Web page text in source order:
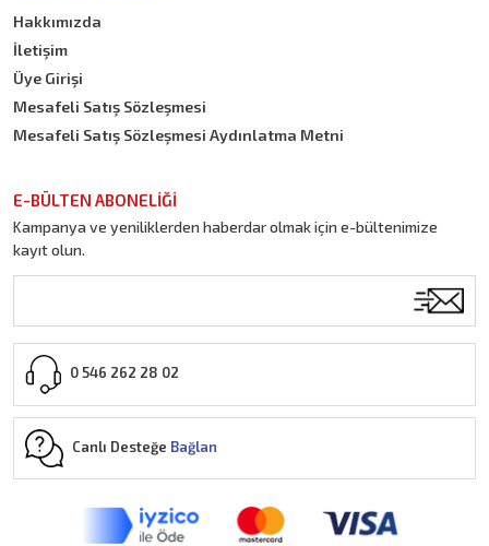
Hakkımızda
İletişim
Üye Girişi
Mesafeli Satış Sözleşmesi
Mesafeli Satış Sözleşmesi Aydınlatma Metni
E-BÜLTEN ABONELİĞİ
Kampanya ve yeniliklerden haberdar olmak için e-bültenimize
kayıt olun.
0 546 262 28 02
Canlı Desteğe Bağlan